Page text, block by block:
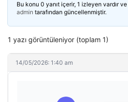
Bu konu 0 yanıt içerir, 1 izleyen vardır
admin tarafından güncellenmiştir.
1 yazı görüntüleniyor (toplam 1)
14/05/2026: 1:40 am